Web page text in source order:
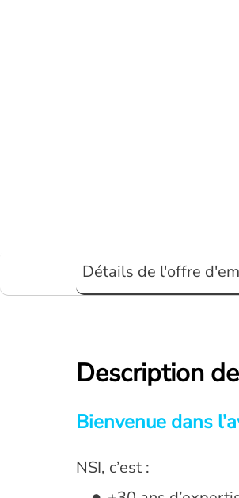
Détails de l'offre
Description
Bienvenue dans
NSI, c’est :